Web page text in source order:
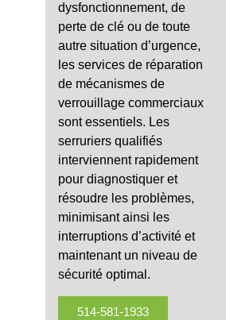
dysfonctionnement, de
perte de clé ou de toute
autre situation d’urgence,
les services de réparation
de mécanismes de
verrouillage commerciaux
sont essentiels. Les
serruriers qualifiés
interviennent rapidement
pour diagnostiquer et
résoudre les problèmes,
minimisant ainsi les
interruptions d’activité et
maintenant un niveau de
sécurité optimal.
514-581-1933